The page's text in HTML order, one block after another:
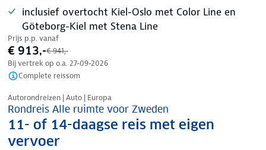
inclusief overtocht Kiel-Oslo met Color Line en
Göteborg-Kiel met Stena Line
Prijs p.p. vanaf
€ 913,-€ 941,-
Bij vertrek op o.a. 27-09-2026
Complete reissom
Nazomer korting
Autorondreizen | Auto | Europa
Rondreis Alle ruimte voor Zweden
11- of 14-daagse reis met eigen
vervoer